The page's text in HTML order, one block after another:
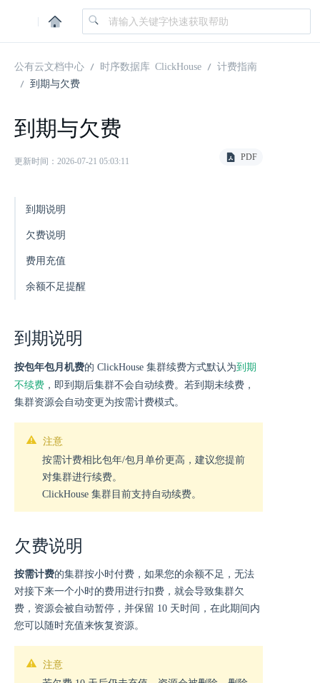
|
公有云文档中心 时序数据库 ClickHouse
计费指南
到期与欠费
到期与欠费
更新时间：2026-07-21 05:03:11 PDF
到期说明
欠费说明
费用充值
余额不足提醒
到期说明
按包年包月机费的 ClickHouse 集群续费方式默认为到期
不续费 ，即到期后集群不会自动续费。若到期未续费，
集群资源会自动变更为按需计费模式。
注意
按需计费相比包年/包月单价更高，建议您提前
对集群进行续费。
ClickHouse 集群目前支持自动续费。
欠费说明
按需计费的集群按小时付费，如果您的余额不足，无法
对接下来一个小时的费用进行扣费，就会导致集群欠
费，资源会被自动暂停，并保留 10 天时间，在此期间内
您可以随时充值来恢复资源。
注意